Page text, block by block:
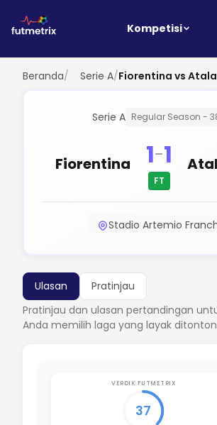
Kompetisi
Beranda/ Serie A/Fiorentina vs
Serie A Regular Season -
Fiorentina 1-1
FT
Stadio Artemio
Ulasan
Pratinjau
Pratinjau dan ulasan pertandingan
Anda memilih laga yang layak ditonton
VERDIK FUTMETRIX
37